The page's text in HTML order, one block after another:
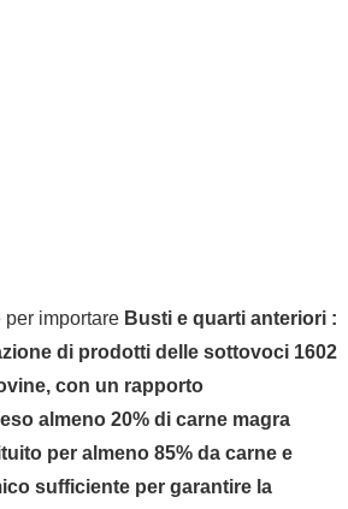
importare Busti e quarti anteriori :
di prodotti delle sottovoci 1602
con un rapporto
almeno 20% di carne magra
per almeno 85% da carne e
sufficiente per garantire la